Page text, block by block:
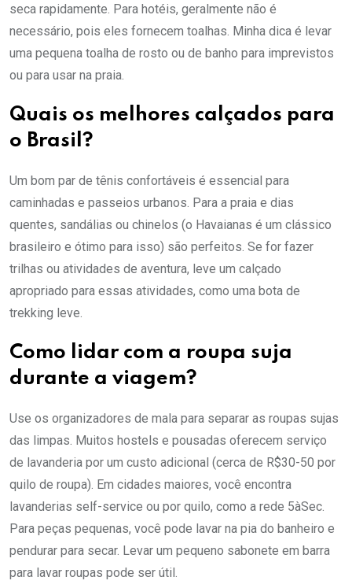
seca rapidamente. Para hotéis, geralmente não é
necessário, pois eles fornecem toalhas. Minha dica é levar
uma pequena toalha de rosto ou de banho para imprevistos
ou para usar na praia.
Quais os melhores calçados para
o Brasil?
Um bom par de tênis confortáveis é essencial para
caminhadas e passeios urbanos. Para a praia e dias
quentes, sandálias ou chinelos (o Havaianas é um clássico
brasileiro e ótimo para isso) são perfeitos. Se for fazer
trilhas ou atividades de aventura, leve um calçado
apropriado para essas atividades, como uma bota de
trekking leve.
Como lidar com a roupa suja
durante a viagem?
Use os organizadores de mala para separar as roupas sujas
das limpas. Muitos hostels e pousadas oferecem serviço
de lavanderia por um custo adicional (cerca de R$30-50 por
quilo de roupa). Em cidades maiores, você encontra
lavanderias self-service ou por quilo, como a rede 5àSec.
Para peças pequenas, você pode lavar na pia do banheiro e
pendurar para secar. Levar um pequeno sabonete em barra
para lavar roupas pode ser útil.